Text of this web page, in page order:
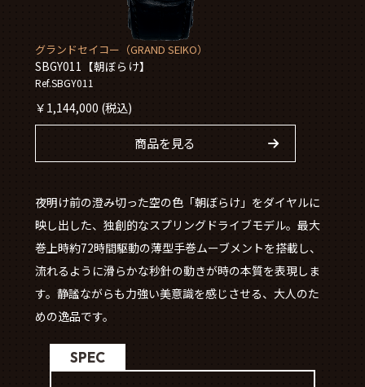
グランドセイコー（GRAND SEIKO）
SBGY011【朝ぼらけ】
Ref.SBGY011
￥ 1,144,000 (税込)
商品を見る
夜明け前の澄み切った空の色「朝ぼらけ」をダイヤルに
映し出した、独創的なスプリングドライブモデル。最大
巻上時約72時間駆動の薄型手巻ムーブメントを搭載し、
流れるように滑らかな秒針の動きが時の本質を表現しま
す。静謐ながらも力強い美意識を感じさせる、大人のた
めの逸品です。
SPEC